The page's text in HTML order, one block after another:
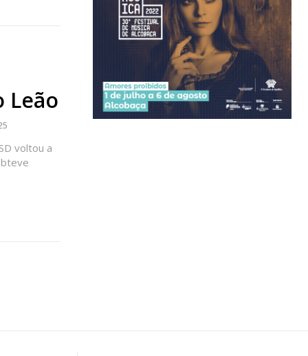
Leão
voltou a